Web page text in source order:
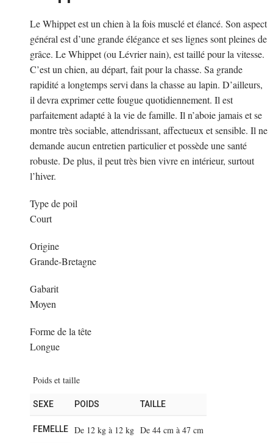
Le Whippet est un chien à la fois musclé et élancé. Son aspect
général est d’une grande élégance et ses lignes sont pleines de
grâce. Le Whippet (ou Lévrier nain), est taillé pour la vitesse.
C’est un chien, au départ, fait pour la chasse. Sa grande
rapidité a longtemps servi dans la chasse au lapin. D’ailleurs,
il devra exprimer cette fougue quotidiennement. Il est
parfaitement adapté à la vie de famille. Il n’aboie jamais et se
montre très sociable, attendrissant, affectueux et sensible. Il ne
demande aucun entretien particulier et possède une santé
robuste. De plus, il peut très bien vivre en intérieur, surtout
l’hiver.
Type de poil
Court
Origine
Grande-Bretagne
Gabarit
Moyen
Forme de la tête
Longue
Poids et taille
SEXE POIDS TAILLE
FEMELLE De 12 kg à 12 kg De 44 cm à 47 cm